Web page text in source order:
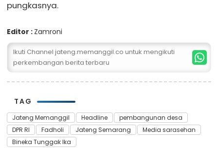
pungkasnya.
Editor : Zamroni
Ikuti Channel jateng.memanggil.co untuk mengikuti
perkembangan berita terbaru
TAG
Jateng Memanggil Headline
pembangunan desa
DPR RI
Fadholi Jateng Semarang
Media sarasehan
Bineka Tunggak Ika